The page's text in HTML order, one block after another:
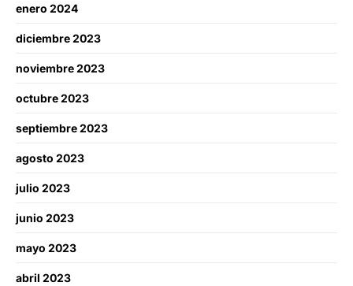
enero 2024
diciembre 2023
noviembre 2023
octubre 2023
septiembre 2023
agosto 2023
julio 2023
junio 2023
mayo 2023
abril 2023